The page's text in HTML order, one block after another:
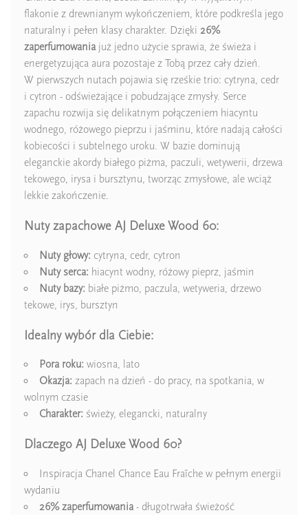
flakonie z drewnianym wykończeniem, które podkreśla jego
naturalny i pełen klasy charakter. Dzięki 26%
zaperfumowania już jedno użycie sprawia, że świeża i
energetyzująca aura pozostaje z Tobą przez cały dzień.
W pierwszych nutach pojawia się rześkie trio: cytryna, cedr
i cytron - odświeżające i pobudzające zmysły. Serce
zapachu rozwija się delikatnym połączeniem hiacyntu
wodnego, różowego pieprzu i jaśminu, które nadają całości
kobiecości i subtelnego uroku. W bazie dominują
eleganckie akordy białego piżma, paczuli, wetywerii, drzewa
tekowego, irysa i bursztynu, tworząc zmysłowe, ale wciąż
lekkie zakończenie.
Nuty zapachowe AJ Deluxe Wood 60:
Nuty głowy: cytryna, cedr, cytron
Nuty serca: hiacynt wodny, różowy pieprz, jaśmin
Nuty bazy: białe piżmo, paczula, wetyweria, drzewo
tekowe, irys, bursztyn
Idealny wybór dla Ciebie:
Pora roku: wiosna, lato
Okazja: zapach na dzień - do pracy, na spotkania, w
wolnym czasie
Charakter: świeży, elegancki, naturalny
Dlaczego AJ Deluxe Wood 60?
Inspiracja Chanel Chance Eau Fraîche w pełnym energii
wydaniu
26% zaperfumowania - długotrwała świeżość